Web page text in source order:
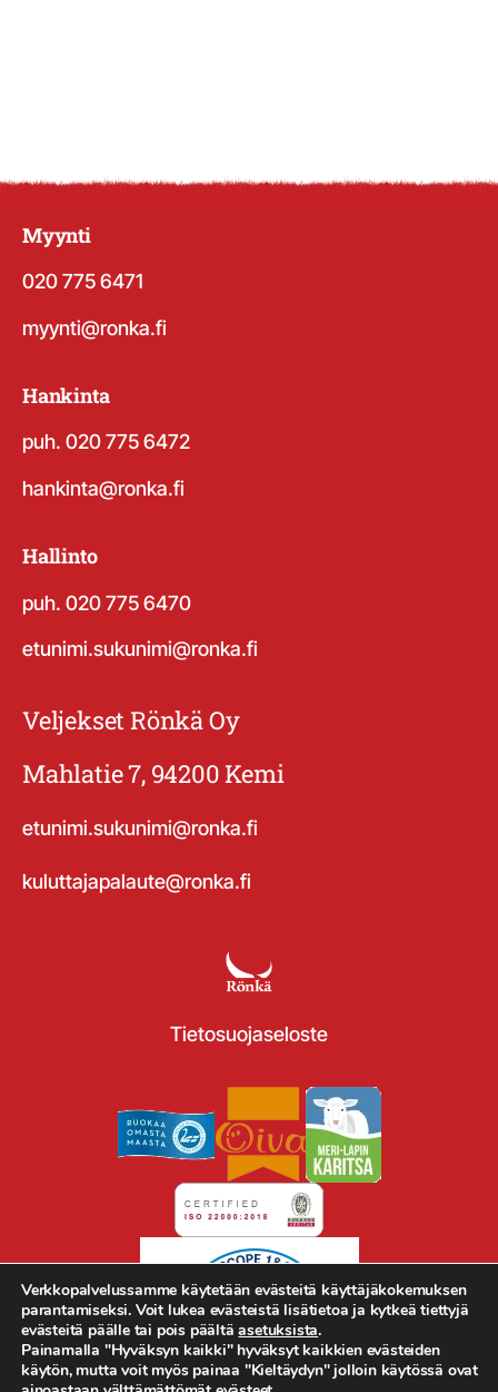
Myynti
020 775 6471
myynti@ronka.fi
Hankinta
puh. 020 775 6472
hankinta@ronka.fi
Hallinto
puh. 020 775 6470
etunimi.sukunimi@ronka.fi
Veljekset Rönkä Oy
Mahlatie 7, 94200 Kemi
etunimi.sukunimi@ronka.fi
kuluttajapalaute@ronka.fi
Tietosuojaseloste
Verkkopalvelussamme käytetään evästeitä käyttäjäkokemuksen
parantamiseksi. Voit lukea evästeistä lisätietoa ja kytkeä tiettyjä
evästeitä päälle tai pois päältäasetuksista.
Painamalla "Hyväksyn kaikki" hyväksyt kaikkien evästeiden
käytön, mutta voit myös painaa "Kieltäydyn" jolloin käytössä ovat